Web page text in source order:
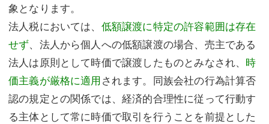
象となります。
法人税においては、 低額譲渡に特定の許容範囲は存在
せず、法人から個人への低額譲渡の場合、売主である
法人は原則として時価で譲渡したものとみなされ、 時
価主義が厳格に適用されます。同族会社の行為計算否
認の規定との関係では、経済的合理性に従って行動す
る主体として常に時価で取引を行うことを前提とした